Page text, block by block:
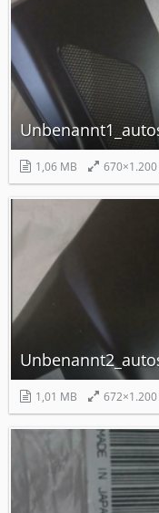
1,06 MB 670×1.200
1,01 MB 672×1.200